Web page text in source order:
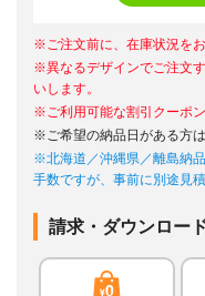
※ご注文前に、在庫状況をお
※異なるデザインでご注文
いします。
※ご利用可能な割引クーポ
※ご希望の納品日がある方
※北海道／沖縄県／離島納
手数ですが、事前に別途見
請求・ダウンロー